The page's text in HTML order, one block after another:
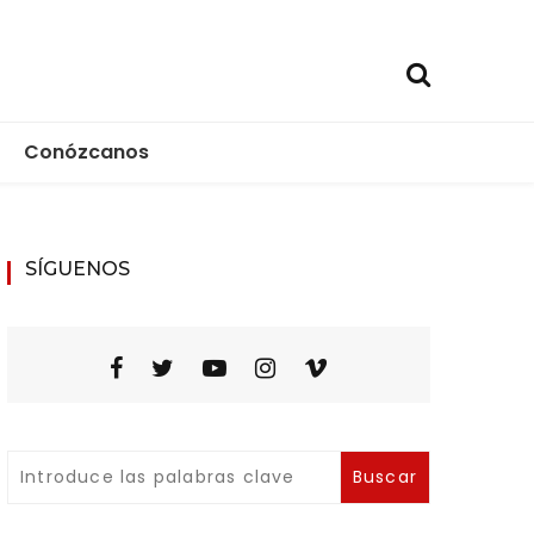
Conózcanos
SÍGUENOS